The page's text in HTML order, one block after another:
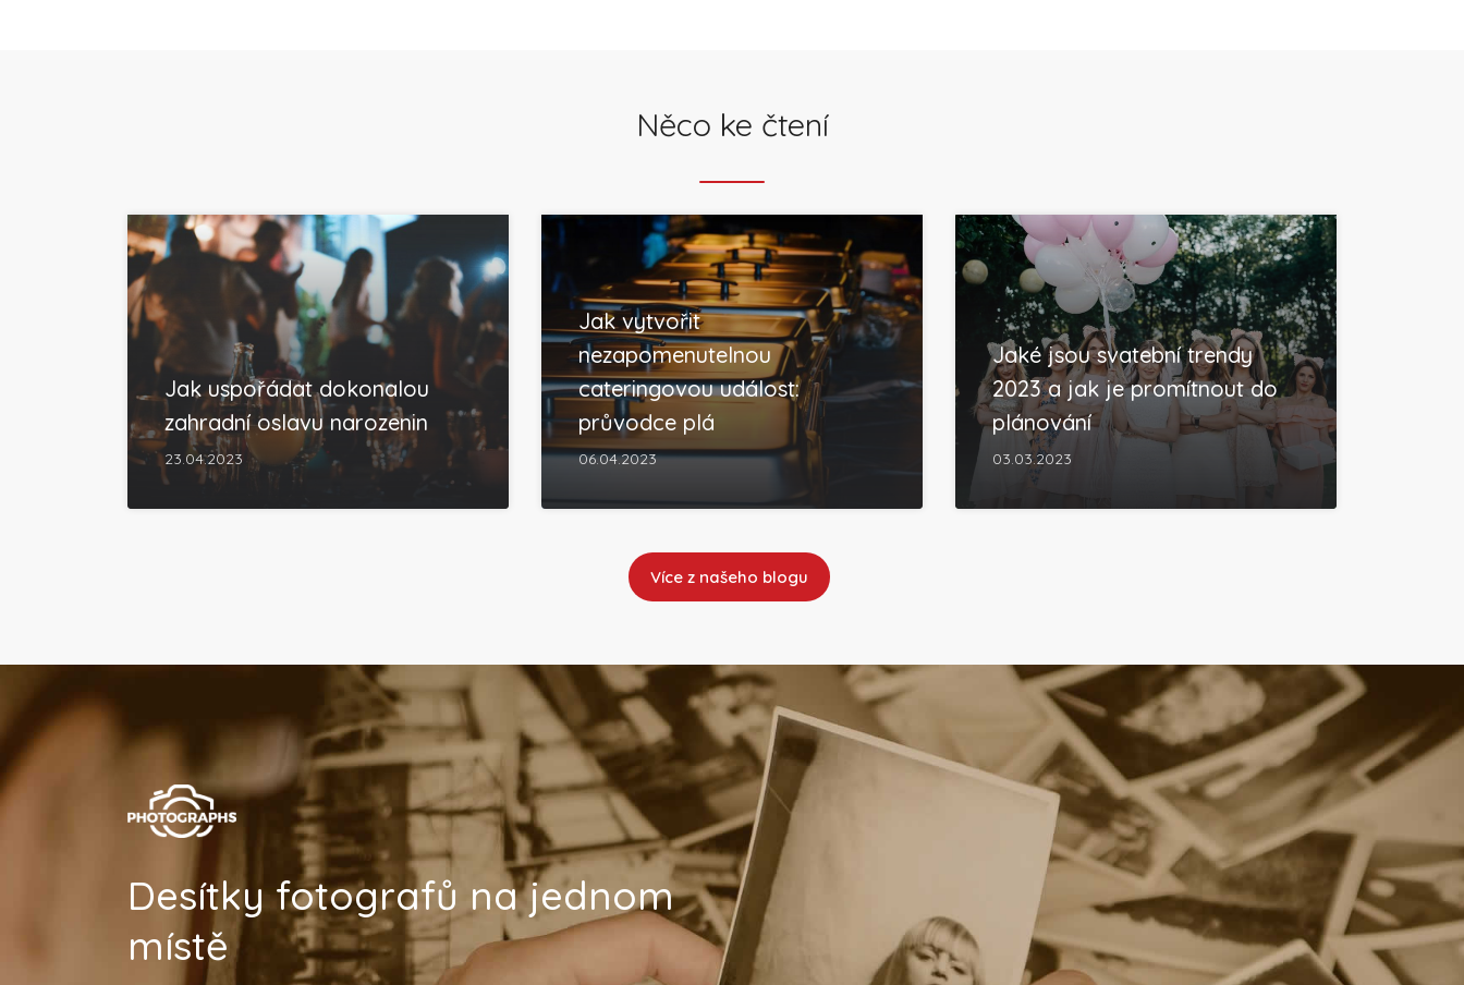
Něco ke čtení
Jak uspořádat dokonalou
zahradní oslavu narozenin
23.04.2023
Jak vytvořit
nezapomenutelnou
cateringovou událost:
průvodce plá
06.04.2023
Jaké jsou svatební trendy
2023 a jak je promítnout do
plánování
03.03.2023
Více z našeho blogu
Desítky fotografů na jednom
místě